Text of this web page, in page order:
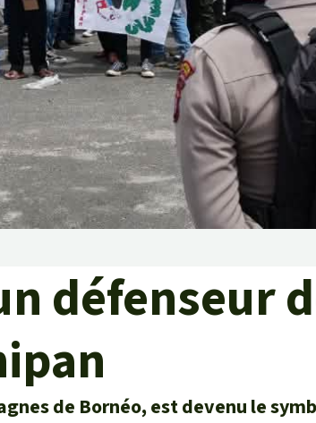
défenseur
de Bornéo, est devenu le